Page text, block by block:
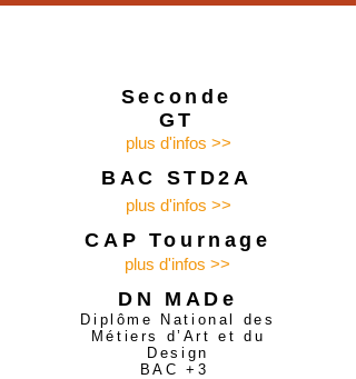
Seconde
GT
plus d'infos >>
BAC STD2A
plus d'infos >>
CAP Tournage
plus d'infos >>
DN MADe
Diplôme National des
Métiers d’Art et du
Design
BAC +3